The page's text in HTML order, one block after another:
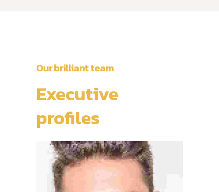
Our brilliant team
Executive
profiles